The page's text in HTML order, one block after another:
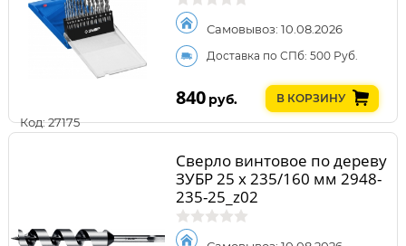
Код: 27175
Самовывоз: 10.08.2026
Доставка по СПб: 500 Руб.
840 руб. В КОРЗИНУ
Сверло винтовое по дереву
ЗУБР 25 x 235/160 мм 2948-
235-25_z02